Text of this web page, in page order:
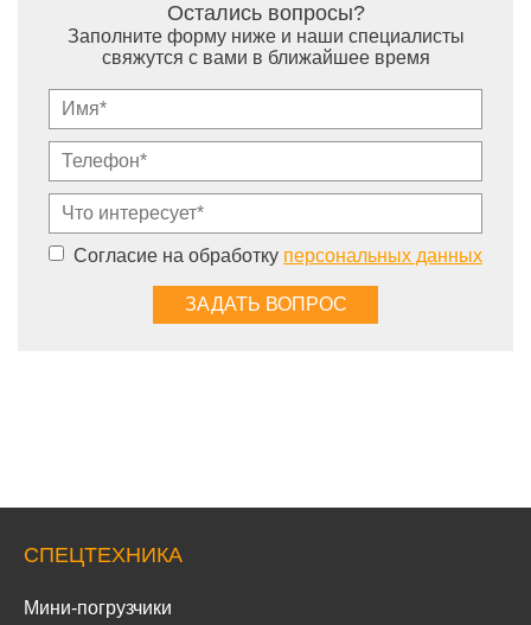
Остались вопросы?
Заполните форму ниже и наши специалисты
свяжутся с вами в ближайшее время
Согласие на обработку персональных данных
СПЕЦТЕХНИКА
Мини-погрузчики